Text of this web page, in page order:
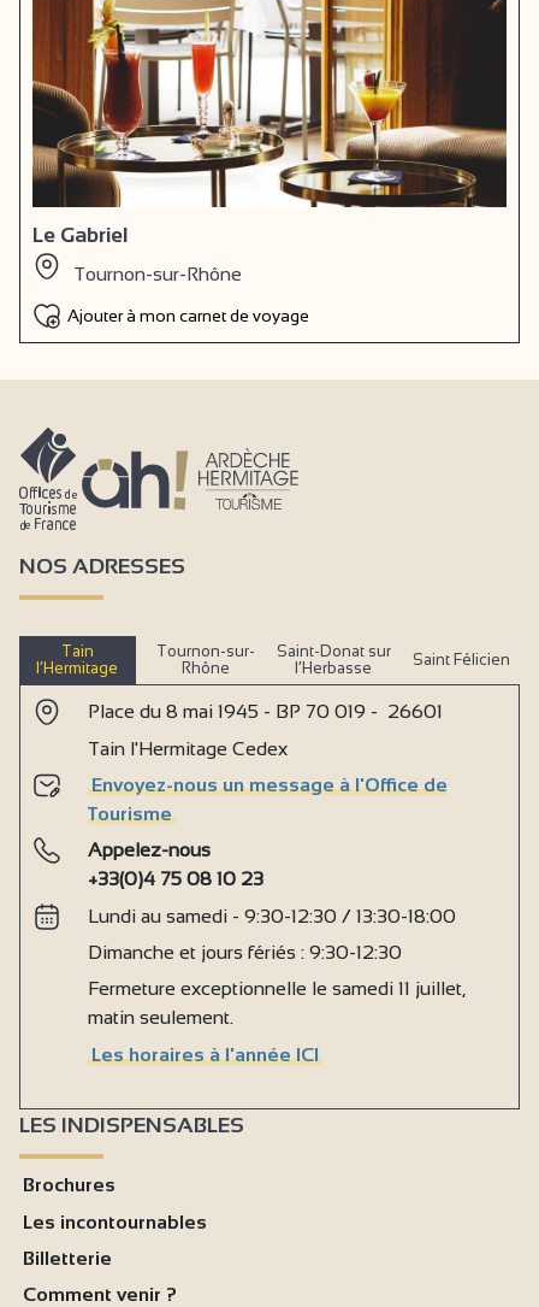
Le Gabriel
Tournon-sur-Rhône
Ajouter à mon carnet de voyage
NOS ADRESSES
Tain
l’Hermitage
Tournon-sur-
Rhône
Saint-Donat sur
l’Herbasse
Saint Félicien
Place du 8 mai 1945 - BP 70 019 - 26601
Tain l'Hermitage Cedex
Envoyez-nous un message à l'Office de
Tourisme
Appelez-nous
+33(0)4 75 08 10 23
Lundi au samedi - 9:30-12:30 / 13:30-18:00
Dimanche et jours fériés : 9:30-12:30
Fermeture exceptionnelle le samedi 11 juillet,
matin seulement.
Les horaires à l'année ICI
LES INDISPENSABLES
Brochures
Les incontournables
Billetterie
Comment venir ?